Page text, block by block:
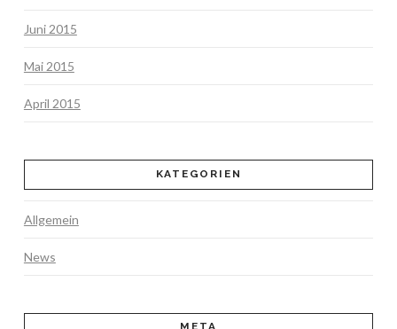
Juni 2015
Mai 2015
April 2015
KATEGORIEN
Allgemein
News